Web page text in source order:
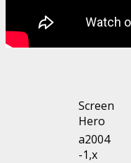
Screen
Hero
a2004
-1,x